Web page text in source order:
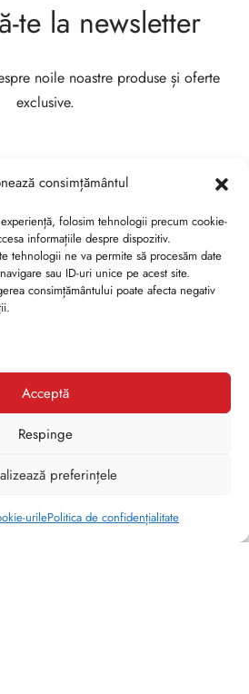
consimțământul
folosim tehnologii precum cookie-
informațiile despre dispozitiv.
tehnologii ne va permite să procesăm date
sau ID-uri unice pe acest site.
consimțământului poate afecta negativ
Acceptă
Respinge
preferințele
urilePolitica de confidențialitate
te la newsletter
noile noastre produse și oferte
exclusive.
Ai nevoie de ajutor?